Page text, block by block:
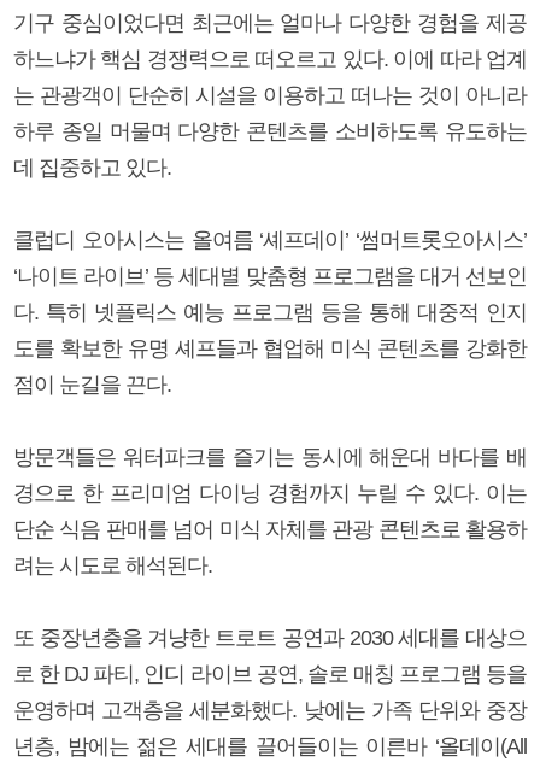
기구 중심이었다면 최근에는 얼마나 다양한 경험을 제공
하느냐가 핵심 경쟁력으로 떠오르고 있다. 이에 따라 업계
는 관광객이 단순히 시설을 이용하고 떠나는 것이 아니라
하루 종일 머물며 다양한 콘텐츠를 소비하도록 유도하는
데 집중하고 있다.
클럽디 오아시스는 올여름 ‘셰프데이’ ‘썸머트롯오아시스’
‘나이트 라이브’ 등 세대별 맞춤형 프로그램을 대거 선보인
다. 특히 넷플릭스 예능 프로그램 등을 통해 대중적 인지
도를 확보한 유명 셰프들과 협업해 미식 콘텐츠를 강화한
점이 눈길을 끈다.
방문객들은 워터파크를 즐기는 동시에 해운대 바다를 배
경으로 한 프리미엄 다이닝 경험까지 누릴 수 있다. 이는
단순 식음 판매를 넘어 미식 자체를 관광 콘텐츠로 활용하
려는 시도로 해석된다.
또 중장년층을 겨냥한 트로트 공연과 2030 세대를 대상으
로 한 DJ 파티, 인디 라이브 공연, 솔로 매칭 프로그램 등을
운영하며 고객층을 세분화했다. 낮에는 가족 단위와 중장
년층, 밤에는 젊은 세대를 끌어들이는 이른바 ‘올데이(All